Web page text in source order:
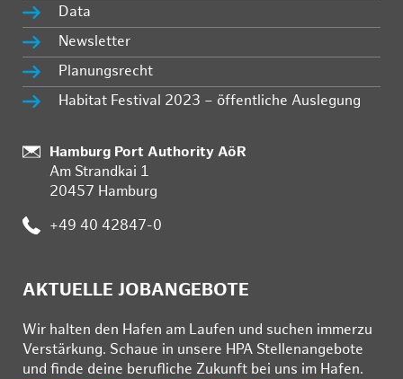
Data
Newsletter
Planungsrecht
Habitat Festival 2023 – öffentliche Auslegung
:
Hamburg Port Authority AöR
Am Strandkai 1
20457 Hamburg
: +49 40 42847-0
AKTUELLE JOBANGEBOTE
Wir hal­ten den Ha­fen am Lau­fen und su­chen im­mer­zu
Ver­stär­kung. Schau­e in un­se­re HPA Stel­len­an­ge­bo­te
und fin­de deine be­ruf­li­che Zu­kunft bei uns im Ha­fen.